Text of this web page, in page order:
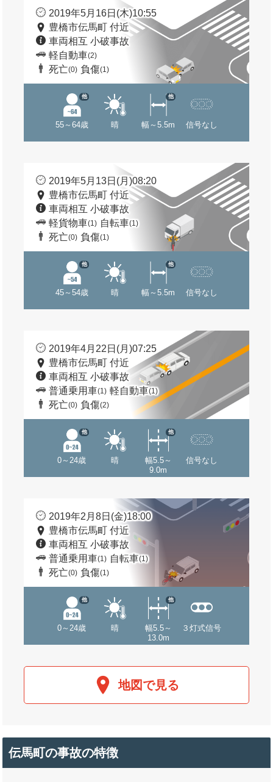
2019年5月16日(木)10:55
豊橋市伝馬町 付近
車両相互 小破事故
軽自動車(2)
死亡(0) 負傷(1)
55～64歳
他
晴 幅～5.5m
他
信号なし
2019年5月13日(月)08:20
豊橋市伝馬町 付近
車両相互 小破事故
軽貨物車(1) 自転車(1)
死亡(0) 負傷(1)
45～54歳
他
晴 幅～5.5m
他
信号なし
2019年4月22日(月)07:25
豊橋市伝馬町 付近
車両相互 小破事故
普通乗用車(1) 軽自動車(1)
死亡(0) 負傷(2)
0～24歳
他
晴
幅5.5～
9.0m
他
信号なし
2019年2月8日(金)18:00
豊橋市伝馬町 付近
車両相互 小破事故
普通乗用車(1) 自転車(1)
死亡(0) 負傷(1)
0～24歳
他
晴
幅5.5～
13.0m
他
３灯式信号
地図で見る
伝馬町の事故の特徴